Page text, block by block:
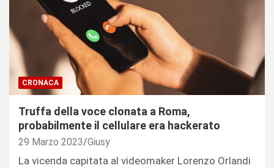
CRONACA
Truffa della voce clonata a Roma,
probabilmente il cellulare era hackerato
29 Marzo 2023 Giusy
La vicenda capitata al videomaker Lorenzo Orlandi